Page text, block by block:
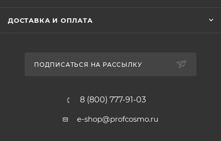
ДОСТАВКА И ОПЛАТА
ПОДПИСАТЬСЯ НА РАССЫЛКУ
8 (800) 777-91-03
e-shop@profcosmo.ru